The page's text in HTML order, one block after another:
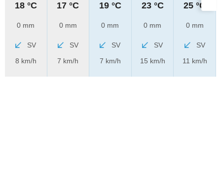
18 °C
0 mm
SV
8 km/h
17 °C
0 mm
SV
7 km/h
19 °C
0 mm
SV
7 km/h
23 °C
0 mm
SV
15 km/h
25 °C
0 mm
SV
11 km/h